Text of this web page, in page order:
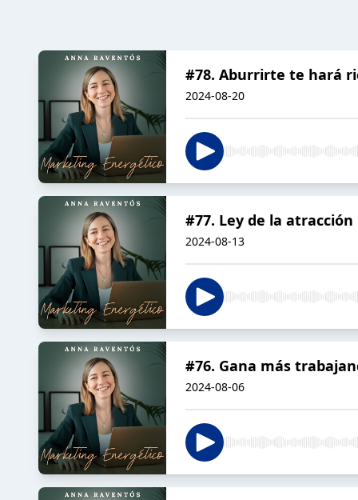
#78. Aburrirte te hará
2024-08-20
#77. Ley de la
2024-08-13
#76. Gana más
2024-08-06